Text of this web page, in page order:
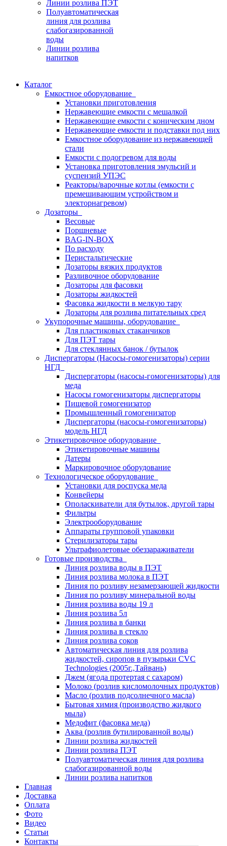
Линии розлива ПЭТ
Полуавтоматическая
линия для розлива
слабогазированной
воды
Линии розлива
напитков
Каталог
Емкостное оборудование
Установки приготовления
Нержавеющие емкости с мешалкой
Нержавеющие емкости с коническим дном
Нержавеющие емкости и подставки под них
Емкостное оборудование из нержавеющей
стали
Емкости с подогревом для воды
Установка приготовления эмульсий и
суспензий УПЭС
Реакторы/варочные котлы (емкости с
премешивающим устройством и
электорнагревом)
Дозаторы
Весовые
Поршневые
BAG-IN-BOX
По расходу
Перистальтические
Дозаторы вязких продуктов
Разливочное оборудование
Дозаторы для фасовки
Дозаторы жидкостей
Фасовка жидкости в мелкую тару
Дозаторы для розлива питательных сред
Укупорочные машины, оборудование
Для пластиковых стаканчиков
Для ПЭТ тары
Для стеклянных банок / бутылок
Диспергаторы (Насосы-гомогенизаторы) серии
НГД
Диспергаторы (насосы-гомогенизаторы) для
меда
Насосы гомогенизаторы диспергаторы
Пищевой гомогенизатор
Промышленный гомогенизатор
Диспергаторы (насосы-гомогенизаторы)
модель НГД
Этикетировочное оборудование
Этикетировочные машины
Датеры
Маркировочное оборудование
Технологическое оборудование
Установки для роспуска меда
Конвейеры
Ополаскиватели для бутылок, другой тары
Фильтры
Электрооборудование
Аппараты групповой упаковки
Стерилизаторы тары
Ультрафиолетовые обеззараживатели
Готовые производства
Линия розлива воды в ПЭТ
Линия розлива молока в ПЭТ
Линия по розливу незамерзающей жидкости
Линия по розливу минеральной воды
Линия розлива воды 19 л
Линия розлива 5л
Линия розлива в банки
Линия розлива в стекло
Линия розлива соков
Автоматическая линия для розлива
жидкостей, сиропов в пузырьки CVC
Technologies (2005г.,Тайвань)
Джем (ягода протертая с сахаром)
Молоко (розлив кисломолочных продуктов)
Масло (розлив подсолнечного масла)
Бытовая химия (производство жидкого
мыла)
Медофит (фасовка меда)
Аква (розлив бутилированной воды)
Линии розлива жидкостей
Линии розлива ПЭТ
Полуавтоматическая линия для розлива
слабогазированной воды
Линии розлива напитков
Главная
Доставка
Оплата
Фото
Видео
Статьи
Контакты